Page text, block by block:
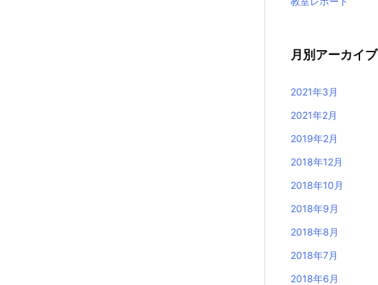
月別アーカイブ
2021年3月
2021年2月
2019年2月
2018年12月
2018年10月
2018年9月
2018年8月
2018年7月
2018年6月